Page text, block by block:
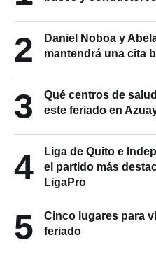
2
Daniel Noboa y
mantendrá una cita
3
Qué centros de
este feriado en
4
Liga de Quito e
el partido más
LigaPro
5
Cinco lugares para
feriado